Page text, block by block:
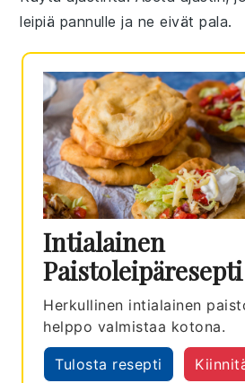
leipiä pannulle ja ne eivät pala.
Intialainen
Paistoleipäresepti
Herkullinen intialainen
helppo valmistaa kotona.
Tulosta resepti